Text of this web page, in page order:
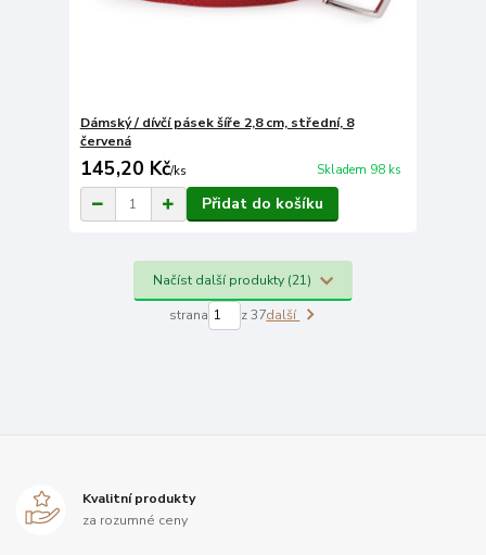
Dámský / dívčí pásek šíře 2,8 cm, střední, 8
červená
145,20 Kč/ks Skladem 98 ks
Přidat do košíku
Načíst další produkty (21)
strana z 37další
Kvalitní produkty
za rozumné ceny